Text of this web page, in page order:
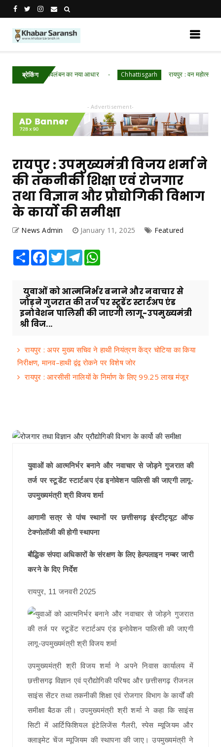
ब्रेकिंग
आर्थिक स्वावलंबन का नया आधार Chhattisgarh रायपुर : वन महोत्सव में ‘एक पेड़
- Advertisement-
रायपुर : उपमुख्यमंत्री विजय शर्मा ने
की तकनीकी शिक्षा एवं रोजगार
तथा विज्ञान और प्रौद्योगिकी विभाग
के कार्यो की समीक्षा
News Admin January 11, 2025 Featured
Share Facebook
TwitterTelegram
युवाओं को आत्मनिर्भर बनाने और नवाचार से
जोड़ने गुजरात की तर्ज पर स्टूडेंट स्टार्टअप एंड
इनोवेशन पालिसी की जाएगी लागू-उपमुख्यमंत्री
श्री विज...
रायपुर : अपर मुख्य सचिव ने हाथी नियंत्रण केंद्र चोटिया का किया
निरीक्षण, मानव–हाथी द्वंद्व रोकने पर विशेष जोर
रायपुर : आरसीसी नालियों के निर्माण के लिए 99.25 लाख मंजूर
युवाओं को आत्मनिर्भर बनाने और नवाचार से जोड़ने गुजरात की
तर्ज पर स्टूडेंट स्टार्टअप एंड इनोवेशन पालिसी की जाएगी लागू-
उपमुख्यमंत्री श्री विजय शर्मा
आगामी सत्र से पांच स्थानों पर छत्तीसगढ़ इंस्टीट्यूट ऑफ
टेक्नोलॉजी की होगी स्थापना
बौद्धिक संपदा अधिकारों के संरक्षण के लिए हेल्पलाइन नम्बर जारी
करने के दिए निर्देश
रायपुर, 11 जनवरी 2025
उपमुख्यमंत्री श्री विजय शर्मा ने अपने निवास कार्यालय में
छत्तीसगढ़ विज्ञान एवं प्रौद्योगिकी परिषद और छत्तीसगढ़ रीजनल
साइंस सेंटर तथा तकनीकी शिक्षा एवं रोजगार विभाग के कार्यों की
समीक्षा बैठक ली। उपमुख्यमंत्री श्री शर्मा ने कहा कि साइंस
सिटी में आर्टिफिशियल इंटेलिजेंस गैलरी, स्पेस म्यूजियम और
क्लाइमेट चेंज म्यूजियम की स्थापना की जाए। उपमुख्यमंत्री ने